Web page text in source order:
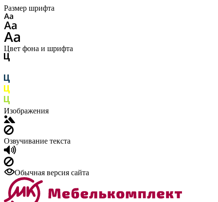
Размер шрифта
Цвет фона и шрифта
Изображения
Озвучивание текста
Обычная версия сайта